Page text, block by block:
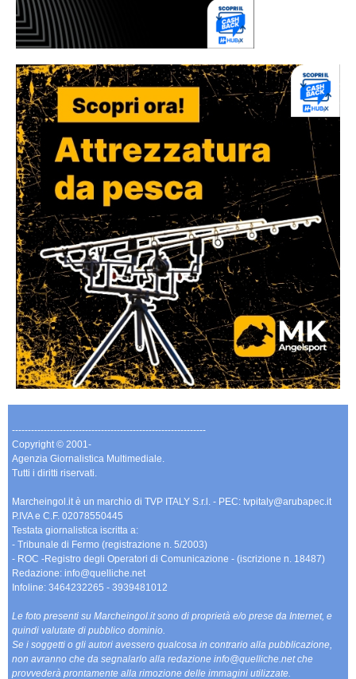
-------------------------------------------------------------
Copyright © 2001-
Agenzia Giornalistica Multimediale.
Tutti i diritti riservati.
Marcheingol.it è un marchio di TVP ITALY S.r.l. - PEC: tvpitaly@arubapec.it
P.IVA e C.F. 02078550445
Testata giornalistica iscritta a:
- Tribunale di Fermo (registrazione n. 5/2003)
- ROC -Registro degli Operatori di Comunicazione - (iscrizione n. 18487)
Redazione: info@quelliche.net
Infoline: 3464232265 - 3939481012
Le foto presenti su Marcheingol.it sono di proprietà e/o prese da Internet, e
quindi valutate di pubblico dominio.
Se i soggetti o gli autori avessero qualcosa in contrario alla pubblicazione,
non avranno che da segnalarlo alla redazione info@quelliche.net che
provvederà prontamente alla rimozione delle immagini utilizzate.